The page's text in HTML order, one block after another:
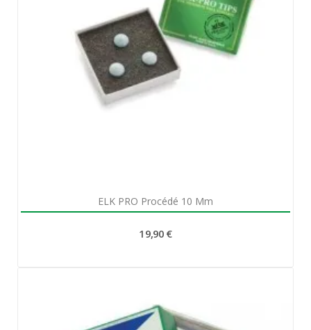
ELK PRO Procédé 10 Mm
19,90 €